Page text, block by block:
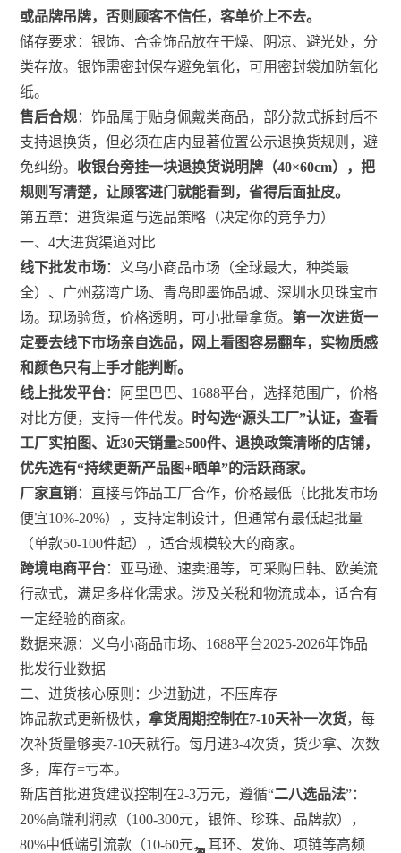
或品牌吊牌，否则顾客不信任，客单价上不去。
储存要求：银饰、合金饰品放在干燥、阴凉、避光处，分
类存放。银饰需密封保存避免氧化，可用密封袋加防氧化
纸。
售后合规：饰品属于贴身佩戴类商品，部分款式拆封后不
支持退换货，但必须在店内显著位置公示退换货规则，避
免纠纷。 收银台旁挂一块退换货说明牌（40×60cm），把
规则写清楚，让顾客进门就能看到，省得后面扯皮。
第五章：进货渠道与选品策略（决定你的竞争力）
一、4大进货渠道对比
线下批发市场：义乌小商品市场（全球最大，种类最
全）、广州荔湾广场、青岛即墨饰品城、深圳水贝珠宝市
场。现场验货，价格透明，可小批量拿货。第一次进货一
定要去线下市场亲自选品，网上看图容易翻车，实物质感
和颜色只有上手才能判断。
线上批发平台：阿里巴巴、1688平台，选择范围广，价格
对比方便，支持一件代发。
时勾选“源头工厂”认证，查看
工厂实拍图、近30天销量≥500件、退换政策清晰的店铺，
优先选有“持续更新产品图+晒单”的活跃商家。
厂家直销：直接与饰品工厂合作，价格最低（比批发市场
便宜10%-20%），支持定制设计，但通常有最低起批量
（单款50-100件起），适合规模较大的商家。
跨境电商平台：亚马逊、速卖通等，可采购日韩、欧美流
行款式，满足多样化需求。涉及关税和物流成本，适合有
一定经验的商家。
数据来源：义乌小商品市场、1688平台2025-2026年饰品
批发行业数据
二、进货核心原则：少进勤进，不压库存
饰品款式更新极快，拿货周期控制在7-10天补一次货，每
次补货量够卖7-10天就行。每月进3-4次货，货少拿、次数
多，库存=亏本。
新店首批进货建议控制在2-3万元，遵循“二八选品法”：
20%高端利润款（100-300元，银饰、珍珠、品牌款），
80%中低端引流款（10-60元，耳环、发饰、项链等高频